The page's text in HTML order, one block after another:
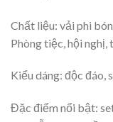
Chất liệu: vải phi
Phòng tiệc, hội
Kiểu dáng: độc đáo,
Đặc điểm nổi bật: